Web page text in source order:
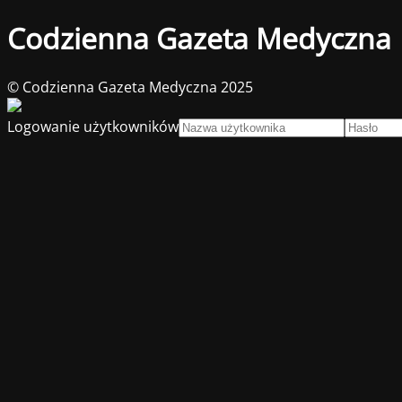
Codzienna Gazeta Medyczna
© Codzienna Gazeta Medyczna 2025
Logowanie użytkowników